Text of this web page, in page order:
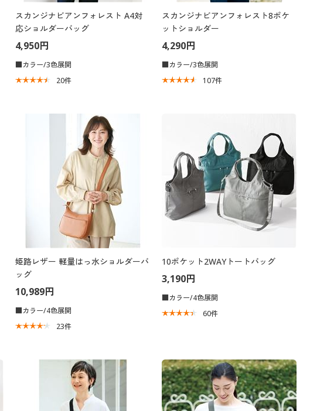
スカンジナビアンフォレスト A4対
応ショルダーバッグ
4,950円
■カラー/3色展開
20件
スカンジナビアンフォレスト8ポケ
ットショルダー
4,290円
■カラー/3色展開
107件
姫路レザー 軽量はっ水ショルダーバ
ッグ
10,989円
■カラー/4色展開
23件
10ポケット2WAYトートバッグ
3,190円
■カラー/4色展開
60件